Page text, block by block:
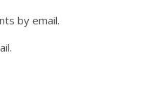
by email.